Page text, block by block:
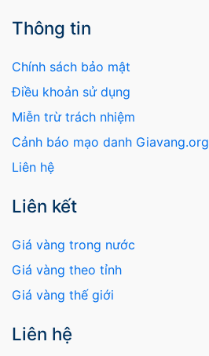
Thông tin
Chính sách bảo mật
Điều khoản sử dụng
Miễn trừ trách nhiệm
Cảnh báo mạo danh Giavang.org
Liên hệ
Liên kết
Giá vàng trong nước
Giá vàng theo tỉnh
Giá vàng thế giới
Liên hệ